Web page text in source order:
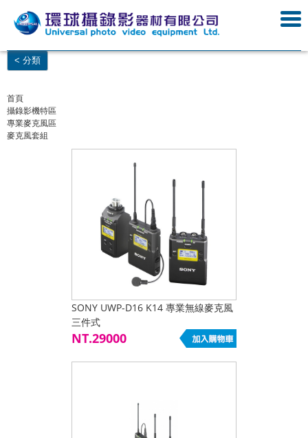
< 分類
首頁
攝錄影機特區
專業麥克風區
麥克風套組
SONY UWP-D16 K14 專業無線麥克風
三件式
NT.29000